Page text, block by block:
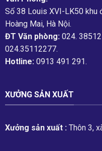
Số 38 Louis XVI-LK50 khu
Hoàng Mai, Hà Nội.
ĐT Văn phòng:024.
024.35112277.
Hotline:0913 491 291.
XƯỞNG SẢN XUẤT
Xưởng sản xuất :Thôn 3,